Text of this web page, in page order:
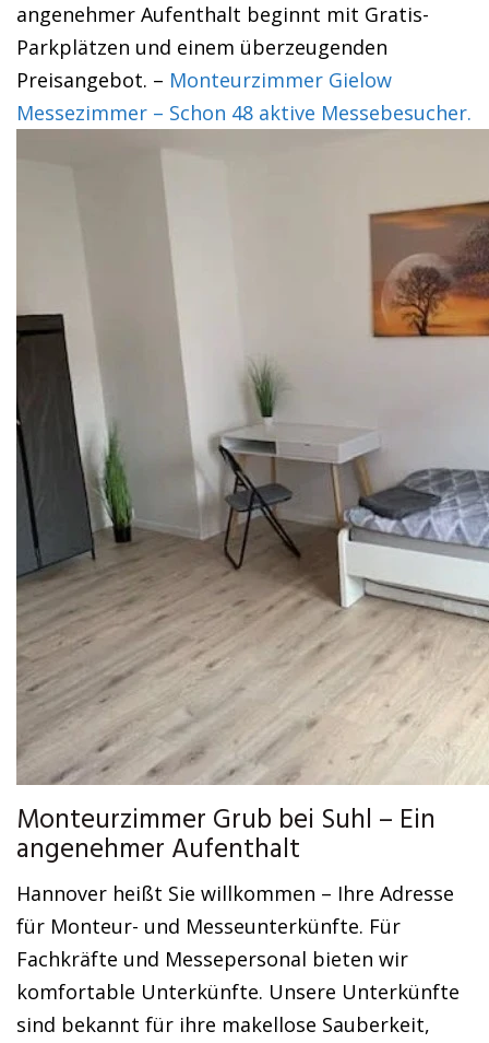
angenehmer Aufenthalt beginnt mit Gratis-
Parkplätzen und einem überzeugenden
Preisangebot. – Monteurzimmer Gielow
Messezimmer – Schon 48 aktive Messebesucher.
Monteurzimmer Grub bei Suhl – Ein
angenehmer Aufenthalt
Hannover heißt Sie willkommen – Ihre Adresse
für Monteur- und Messeunterkünfte. Für
Fachkräfte und Messepersonal bieten wir
komfortable Unterkünfte. Unsere Unterkünfte
sind bekannt für ihre makellose Sauberkeit,